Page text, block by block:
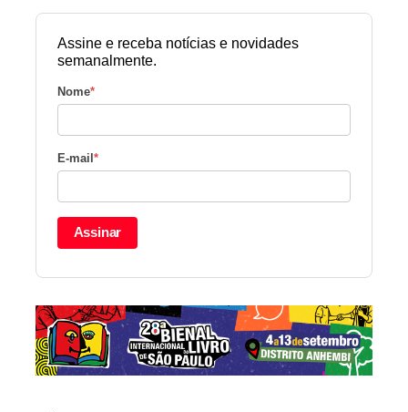
Assine e receba notícias e novidades
semanalmente.
Nome*
E-mail*
Assinar